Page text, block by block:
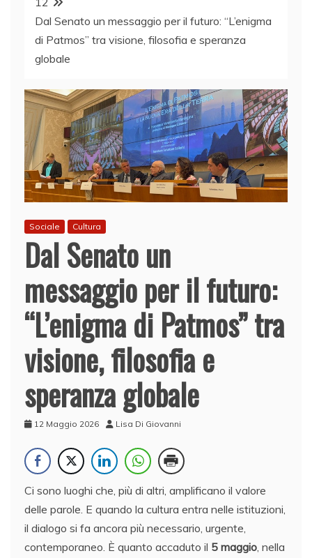
Dal Senato un messaggio per il futuro: “L’enigma
di Patmos” tra visione, filosofia e speranza
globale
Sociale Cultura
Dal Senato un
messaggio per il futuro:
“L’enigma di Patmos” tra
visione, filosofia e
speranza globale
12 Maggio 2026 Lisa Di Giovanni
Ci sono luoghi che, più di altri, amplificano il valore
delle parole. E quando la cultura entra nelle istituzioni,
il dialogo si fa ancora più necessario, urgente,
contemporaneo. È quanto accaduto il 5 maggio, nella